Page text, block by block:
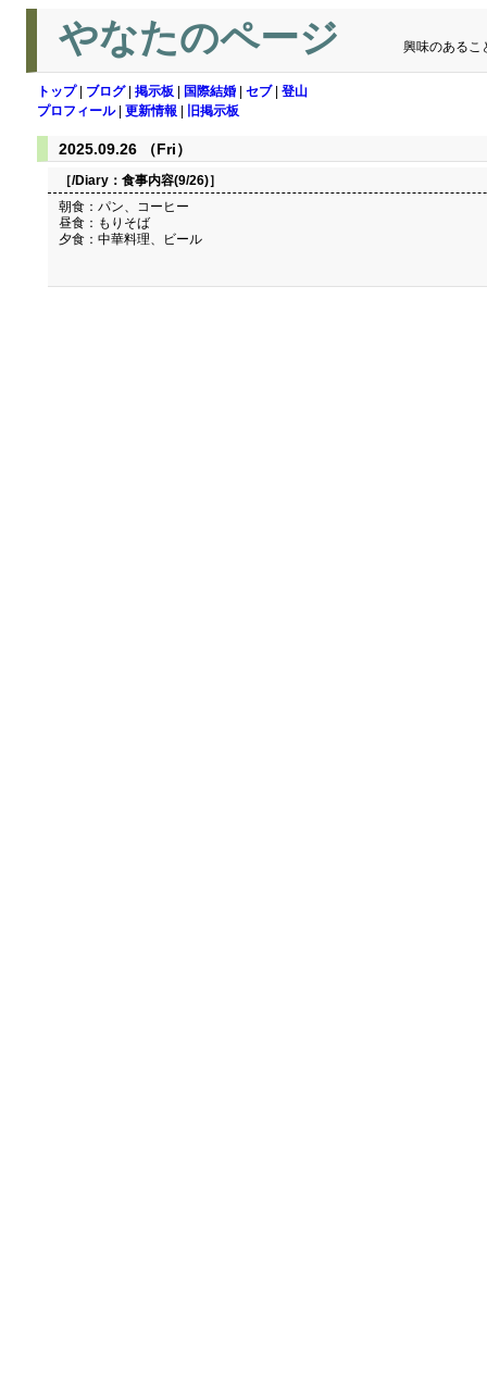
やなたのページ 興味のあるこ
トップ| ブログ| 掲示板 国際結婚 セブ| 登山
プロフィール| 更新情報 旧掲示板
2025.09.26 （Fri）
［/Diary： 食事内容(9/26)］
朝食：パン、コーヒー
昼食：もりそば
夕食：中華料理、ビール